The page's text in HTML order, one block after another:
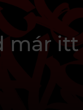
már itt